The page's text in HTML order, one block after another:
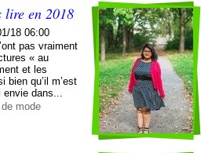
lire en 2018
18 06:00
pas vraiment
« au
et les
bien qu’il m’est
dans...
mode